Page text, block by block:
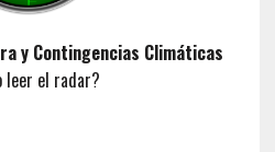
y Contingencias Climáticas
leer el radar?